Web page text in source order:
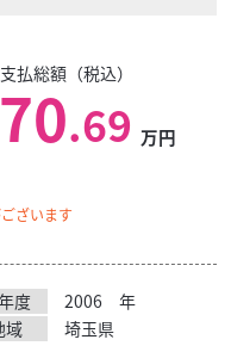
払総額（税込）
70.69 万円
ざいます
度 2006
年
域
埼玉県